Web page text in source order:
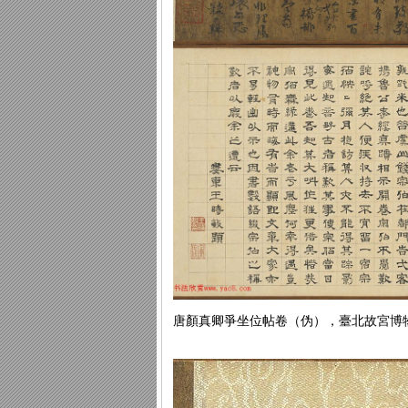
唐顏真卿爭坐位帖卷（伪），臺北故宮博